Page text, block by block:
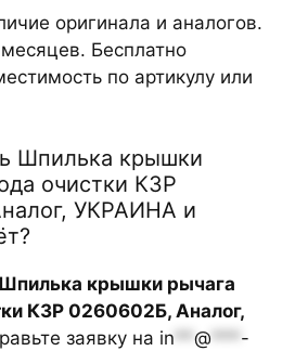
оригинала и аналогов.
Бесплатно
по артикулу или
Шпилька крышки
очистки КЗР
УКРАИНА и
крышки рычага
КЗР 0260602Б, Аналог,
заявку на in **@ *** -